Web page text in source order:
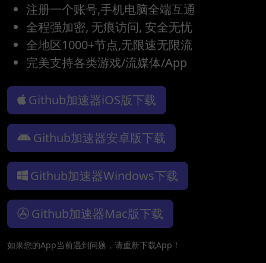
注册一个账号,手机电脑全端互通
全程强加密, 无痕访问, 安全无忧
全地区1000+节点,无限速无限流
完美支持各类游戏/流媒体/App
Github加速器iOS版下载
Github加速器安卓版下载
Github加速器Windows下载
Github加速器Mac版下载
如果您的App当前遇到问题，请重新下载App！